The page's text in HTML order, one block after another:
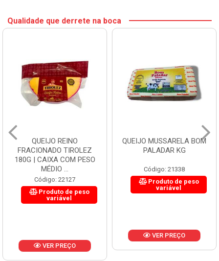
Qualidade que derrete na boca
QUEIJO REINO
FRACIONADO TIROLEZ
180G | CAIXA COM PESO
MÉDIO ...
Código: 22127
Produto de peso
variável
VER PREÇO
QUEIJO MUSSARELA BOM
PALADAR KG
Código: 21338
Produto de peso
variável
VER PREÇO